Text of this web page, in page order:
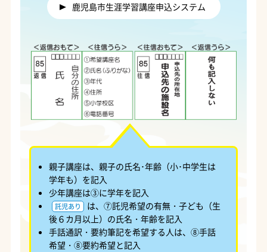
鹿児島市生涯学習講座申込システム
親子講座は、親子の氏名･年齢（小･中学生は
学年も）を記入
少年講座は③に学年を記入
託児あり
は、⑦託児希望の有無・子ども（生
後６カ月以上）の氏名・年齢を記入
手話通訳・要約筆記を希望する人は、⑧手話
希望・⑧要約希望と記入